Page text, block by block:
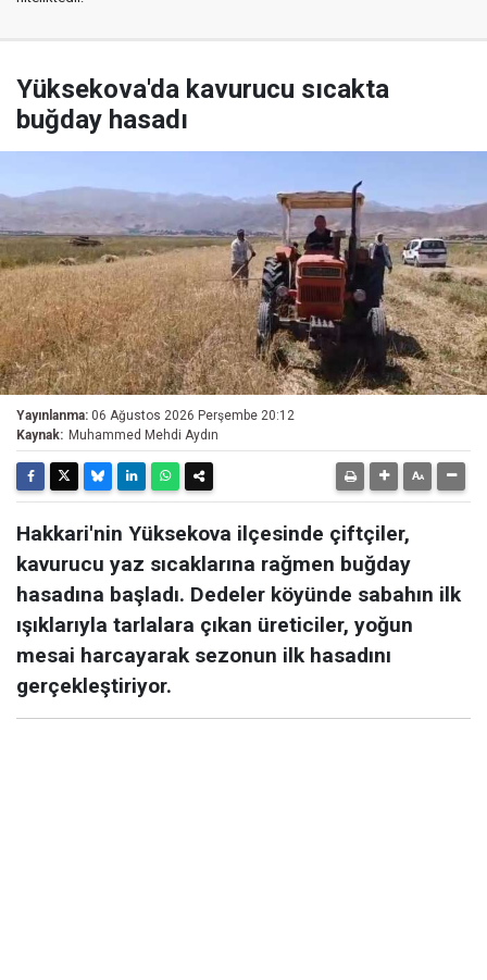
Yüksekova'da kavurucu sıcakta
buğday hasadı
Yayınlanma: 06 Ağustos 2026 Perşembe 20:12
Kaynak: Muhammed Mehdi Aydın
Hakkari'nin Yüksekova ilçesinde çiftçiler,
kavurucu yaz sıcaklarına rağmen buğday
hasadına başladı. Dedeler köyünde sabahın ilk
ışıklarıyla tarlalara çıkan üreticiler, yoğun
mesai harcayarak sezonun ilk hasadını
gerçekleştiriyor.